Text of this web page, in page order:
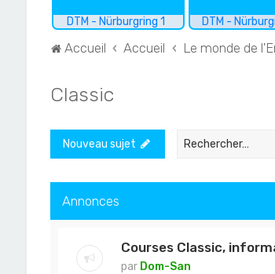
DTM - Nürburgring 1 DTM -
Accueil Accueil Le monde de
Classic
Nouveau sujet
Annonces
Courses Classic,
par Dom-San